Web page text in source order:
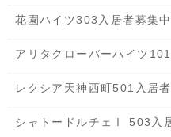
花園ハイツ303入居者募集中
アリタクローバーハイツ
レクシア天神西町501入居
シャトードルチェⅠ 503入